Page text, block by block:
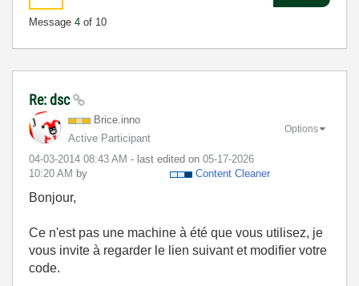
Message 4 of 10
Re: dsc
Brice.inno
Active Participant
‎04-03-2014 08:43 AM - last edited on ‎05-17-2026
10:20 AM by Content Cleaner
Options
Bonjour,
Ce n'est pas une machine à été que vous utilisez, je
vous invite à regarder le lien suivant et modifier votre
code.